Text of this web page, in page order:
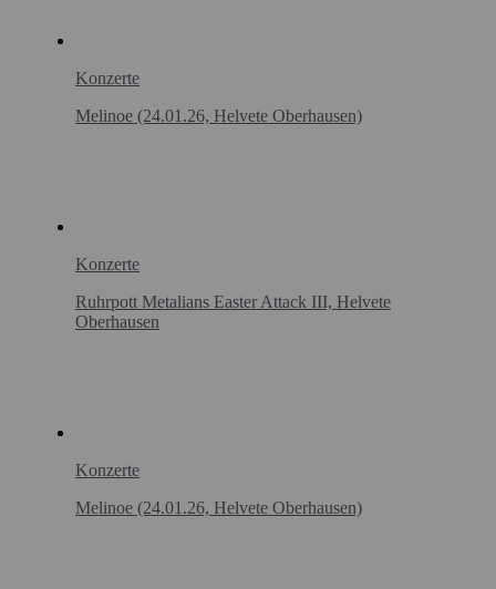
Konzerte
Melinoe (24.01.26, Helvete Oberhausen)
Konzerte
Ruhrpott Metalians Easter Attack III, Helvete
Oberhausen
Konzerte
Melinoe (24.01.26, Helvete Oberhausen)